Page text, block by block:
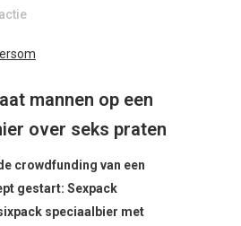
mannen op een
over seks praten
crowdfunding van een
gestart: Sexpack
speciaalbier met